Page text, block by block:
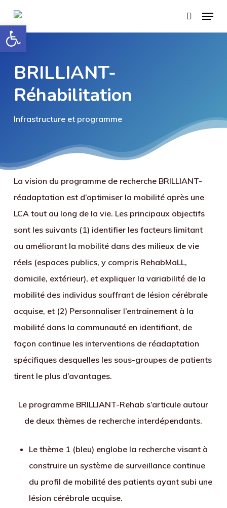
Open toolbar
Skip
to
main
search
Menu
BRILLIANT-
Réhabilitation
Infrastructure et programme
La vision du programme de recherche BRILLIANT-
réadaptation est d’optimiser la mobilité après une
LCA tout au long de la vie. Les principaux objectifs
sont les suivants (1) identifier les facteurs limitant
ou améliorant la mobilité dans des milieux de vie
réels (espaces publics, y compris RehabMaLL,
domicile, extérieur), et expliquer la variabilité de la
mobilité des individus souffrant de lésion cérébrale
acquise, et (2) Personnaliser l’entrainement à la
mobilité dans la communauté en identifiant, de
façon continue les interventions de réadaptation
spécifiques desquelles les sous-groupes de patients
tirent le plus d’avantages.
Le programme BRILLIANT-Rehab s’articule autour
de deux thèmes de recherche interdépendants.
Le thème 1 (bleu) englobe la recherche visant à
construire un système de surveillance continue
du profil de mobilité des patients ayant subi une
lésion cérébrale acquise.
Close